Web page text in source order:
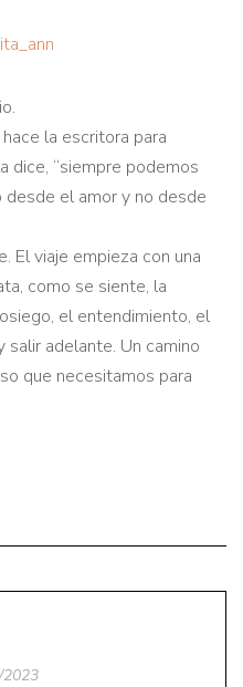
la escritora para
dice, “siempre podemos
el amor y no desde
El viaje empieza con una
como se siente, la
el entendimiento, el
adelante. Un camino
que necesitamos para